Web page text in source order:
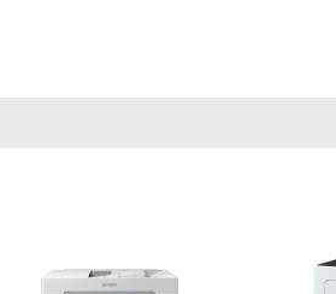
<L1> 「生物多様性保全
購入、原材料のトレー
<L1> 周辺地域の環境保